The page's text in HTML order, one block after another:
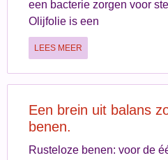
een bacterie zorgen voor
Olijfolie is een
LEES MEER
Een brein uit balans
benen.
Rusteloze benen: voor de